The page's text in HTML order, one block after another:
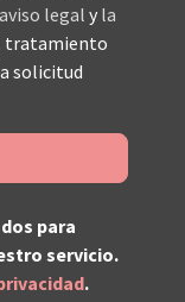
legal y la
tratamiento
solicitud
para
servicio.
.